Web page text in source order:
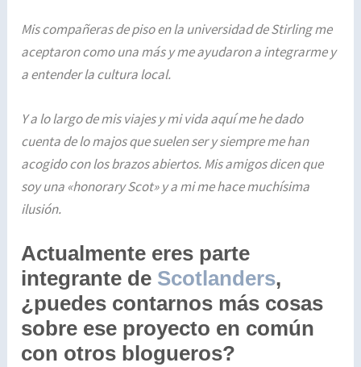
Mis compañeras de piso en la universidad de Stirling me
aceptaron como una más y me ayudaron a integrarme y
a entender la cultura local.
Y a lo largo de mis viajes y mi vida aquí me he dado
cuenta de lo majos que suelen ser y siempre me han
acogido con los brazos abiertos. Mis amigos dicen que
soy una «honorary Scot» y a mi me hace muchísima
ilusión.
Actualmente eres parte
integrante de Scotlanders,
¿puedes contarnos más cosas
sobre ese proyecto en común
con otros blogueros?